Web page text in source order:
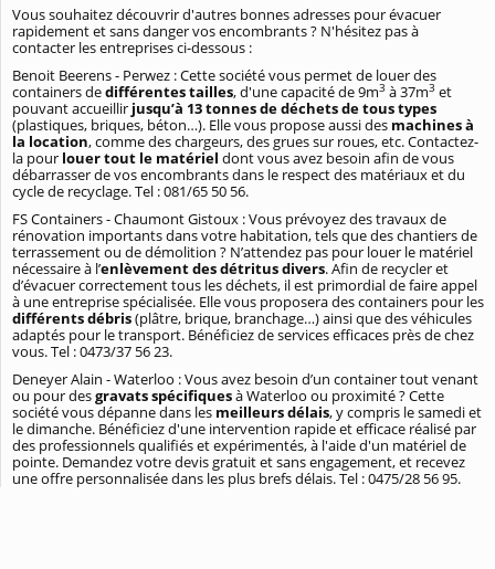
Vous souhaitez découvrir d'autres bonnes adresses pour évacuer
rapidement et sans danger vos encombrants ? N'hésitez pas à
contacter les entreprises ci-dessous :
Benoit Beerens - Perwez : Cette société vous permet de louer des
containers dedifférentes tailles, d'une capacité de 9m3 à 37m3 et
pouvant accueillir jusqu’à 13 tonnes de déchets de tous types
(plastiques, briques, béton…). Elle vous propose aussi des machines à
la location, comme des chargeurs, des grues sur roues, etc. Contactez-
la pour louer tout le matériel dont vous avez besoin afin de vous
débarrasser de vos encombrants dans le respect des matériaux et du
cycle de recyclage. Tel : 081/65 50 56.
FS Containers - Chaumont Gistoux : Vous prévoyez des travaux de
rénovation importants dans votre habitation, tels que des chantiers de
terrassement ou de démolition ? N’attendez pas pour louer le matériel
nécessaire à l’enlèvement des détritus divers. Afin de recycler et
d’évacuer correctement tous les déchets, il est primordial de faire appel
à une entreprise spécialisée. Elle vous proposera des containers pour les
différents débris(plâtre, brique, branchage…) ainsi que des véhicules
adaptés pour le transport. Bénéficiez de services efficaces près de chez
vous. Tel : 0473/37 56 23.
Deneyer Alain - Waterloo : Vous avez besoin d’un container tout venant
ou pour desgravats spécifiquesà Waterloo ou proximité ? Cette
société vous dépanne dans les meilleurs délais, y compris le samedi et
le dimanche. Bénéficiez d'une intervention rapide et efficace réalisé par
des professionnels qualifiés et expérimentés, à l'aide d'un matériel de
pointe. Demandez votre devis gratuit et sans engagement, et recevez
une offre personnalisée dans les plus brefs délais. Tel : 0475/28 56 95.